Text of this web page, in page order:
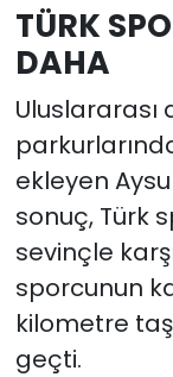
TÜRK
DAHA
Uluslararası
ekleyen
sonuç, Türk
sevinçle
sporcunun
kilometre
geçti.